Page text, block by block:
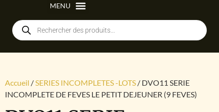
Accueil /SERIES INCOMPLETES -LOTS / DVO11 SERIE
INCOMPLETE DE FEVES LE PETIT DEJEUNER (9 FEVES)